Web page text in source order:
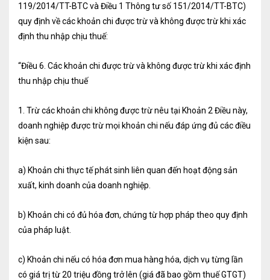
Giám sát kế toán
Soát xét hồ sơ
Hoàn thiện sổ sách và quyết toán thuế
Tư vấn kế toán
Tư vấn tổ chức bộ máy kế toán
Dịch vụ Doanh nghiệp
Thành lập mới Doanh nghiệp, hộ cá thể
Thay đổi Giấy phép Đăng ký Kinh Doanh
Dịch vụ khác
119/2014/TT-BTC và Điều 1 Thông tư số 151/2014/TT-BTC)
quy định về các khoản chi được trừ và không được trừ khi xác
định thu nhập chịu thuế:
“Điều 6. Các khoản chi được trừ và không được trừ khi xác định
thu nhập chịu thuế
1. Trừ các khoản chi không được trừ nêu tại Khoản 2 Điều này,
doanh nghiệp được trừ mọi khoản chi nếu đáp ứng đủ các điều
kiện sau:
a) Khoản chi thực tế phát sinh liên quan đến hoạt động sản
xuất, kinh doanh của doanh nghiệp.
b) Khoản chi có đủ hóa đơn, chứng từ hợp pháp theo quy định
của pháp luật.
c) Khoản chi nếu có hóa đơn mua hàng hóa, dịch vụ từng lần
có giá trị từ 20 triệu đồng trở lên (giá đã bao gồm thuế GTGT)